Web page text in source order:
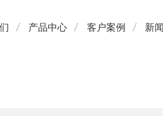
产品中心 客户案例 新